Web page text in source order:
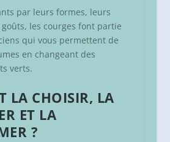
par leurs formes, leurs
les courges font partie
qui vous permettent de
en changeant des
verts.
LA CHOISIR, LA
ET LA
?